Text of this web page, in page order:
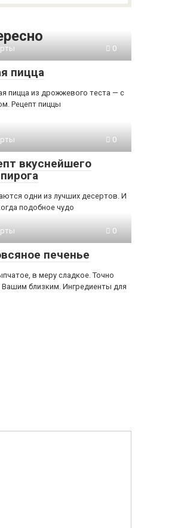
0
пицца
пицца из дрожжевого теста — с
Рецепт пиццы
0
вкуснейшего
одни из лучших десертов. И
подобное чудо
0
печенье
в меру сладкое. Точно
близким. Ингредиенты для